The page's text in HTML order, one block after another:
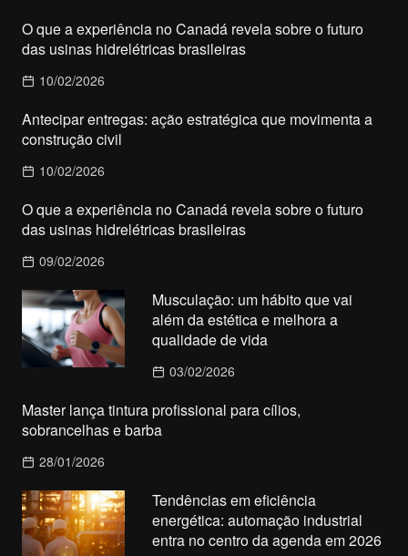
O que a experiência no Canadá revela sobre o futuro
das usinas hidrelétricas brasileiras
10/02/2026
Antecipar entregas: ação estratégica que movimenta a
construção civil
10/02/2026
O que a experiência no Canadá revela sobre o futuro
das usinas hidrelétricas brasileiras
09/02/2026
Musculação: um hábito que vai
além da estética e melhora a
qualidade de vida
03/02/2026
Master lança tintura profissional para cílios,
sobrancelhas e barba
28/01/2026
Tendências em eficiência
energética: automação industrial
entra no centro da agenda em 2026